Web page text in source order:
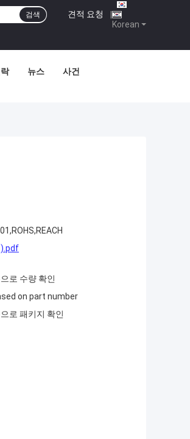
Korean
견적 요청 |
검색
뉴스 사건
로 수량 확인
on part number
로 패키지 확인